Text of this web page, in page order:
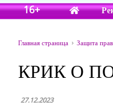
16+
Главная страница Защита прав
КРИК О
27.12.2023